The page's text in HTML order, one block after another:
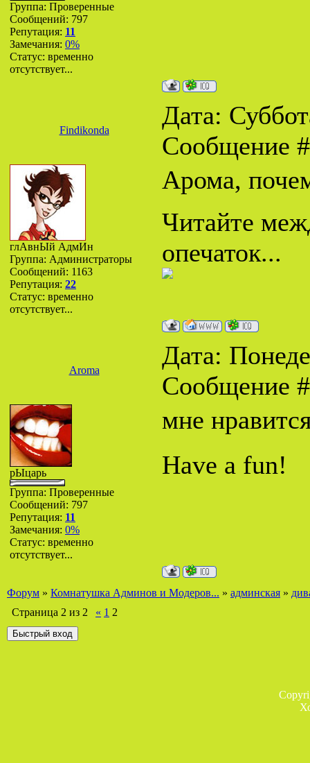
Группа: Проверенные
Сообщений: 797
Репутация: 11
Замечания: 0%
Статус: временно
отсутствует...
Findikonda
Дата:
Сообщение
глАвнЫй АдмИн
Группа: Администраторы
Сообщений: 1163
Репутация: 22
Статус: временно
отсутствует...
Арома,
Читайте
опечаток...
Aroma
Дата:
Сообщение
рЫцарь
Группа: Проверенные
Сообщений: 797
Репутация: 11
Замечания: 0%
Статус: временно
отсутствует...
мне
Have a fun!
Форум » Комнатушка Админов и Модеров... » админская »
Страница 2 из 2 « 1 2